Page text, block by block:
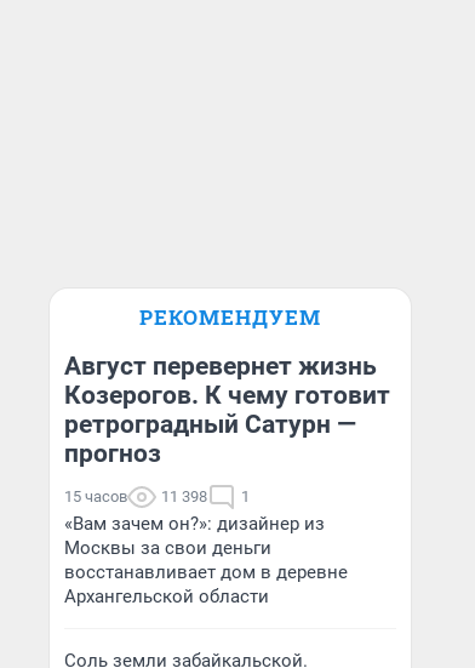
РЕКОМЕНДУЕМ
Август перевернет жизнь
Козерогов. К чему готовит
ретроградный Сатурн —
прогноз
15 часов 11 398 1
«Вам зачем он?»: дизайнер из
Москвы за свои деньги
восстанавливает дом в деревне
Архангельской области
Соль земли забайкальской.